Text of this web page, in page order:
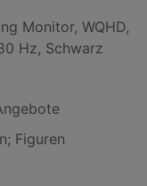
Monitor, WQHD,
Hz, Schwarz
Figuren